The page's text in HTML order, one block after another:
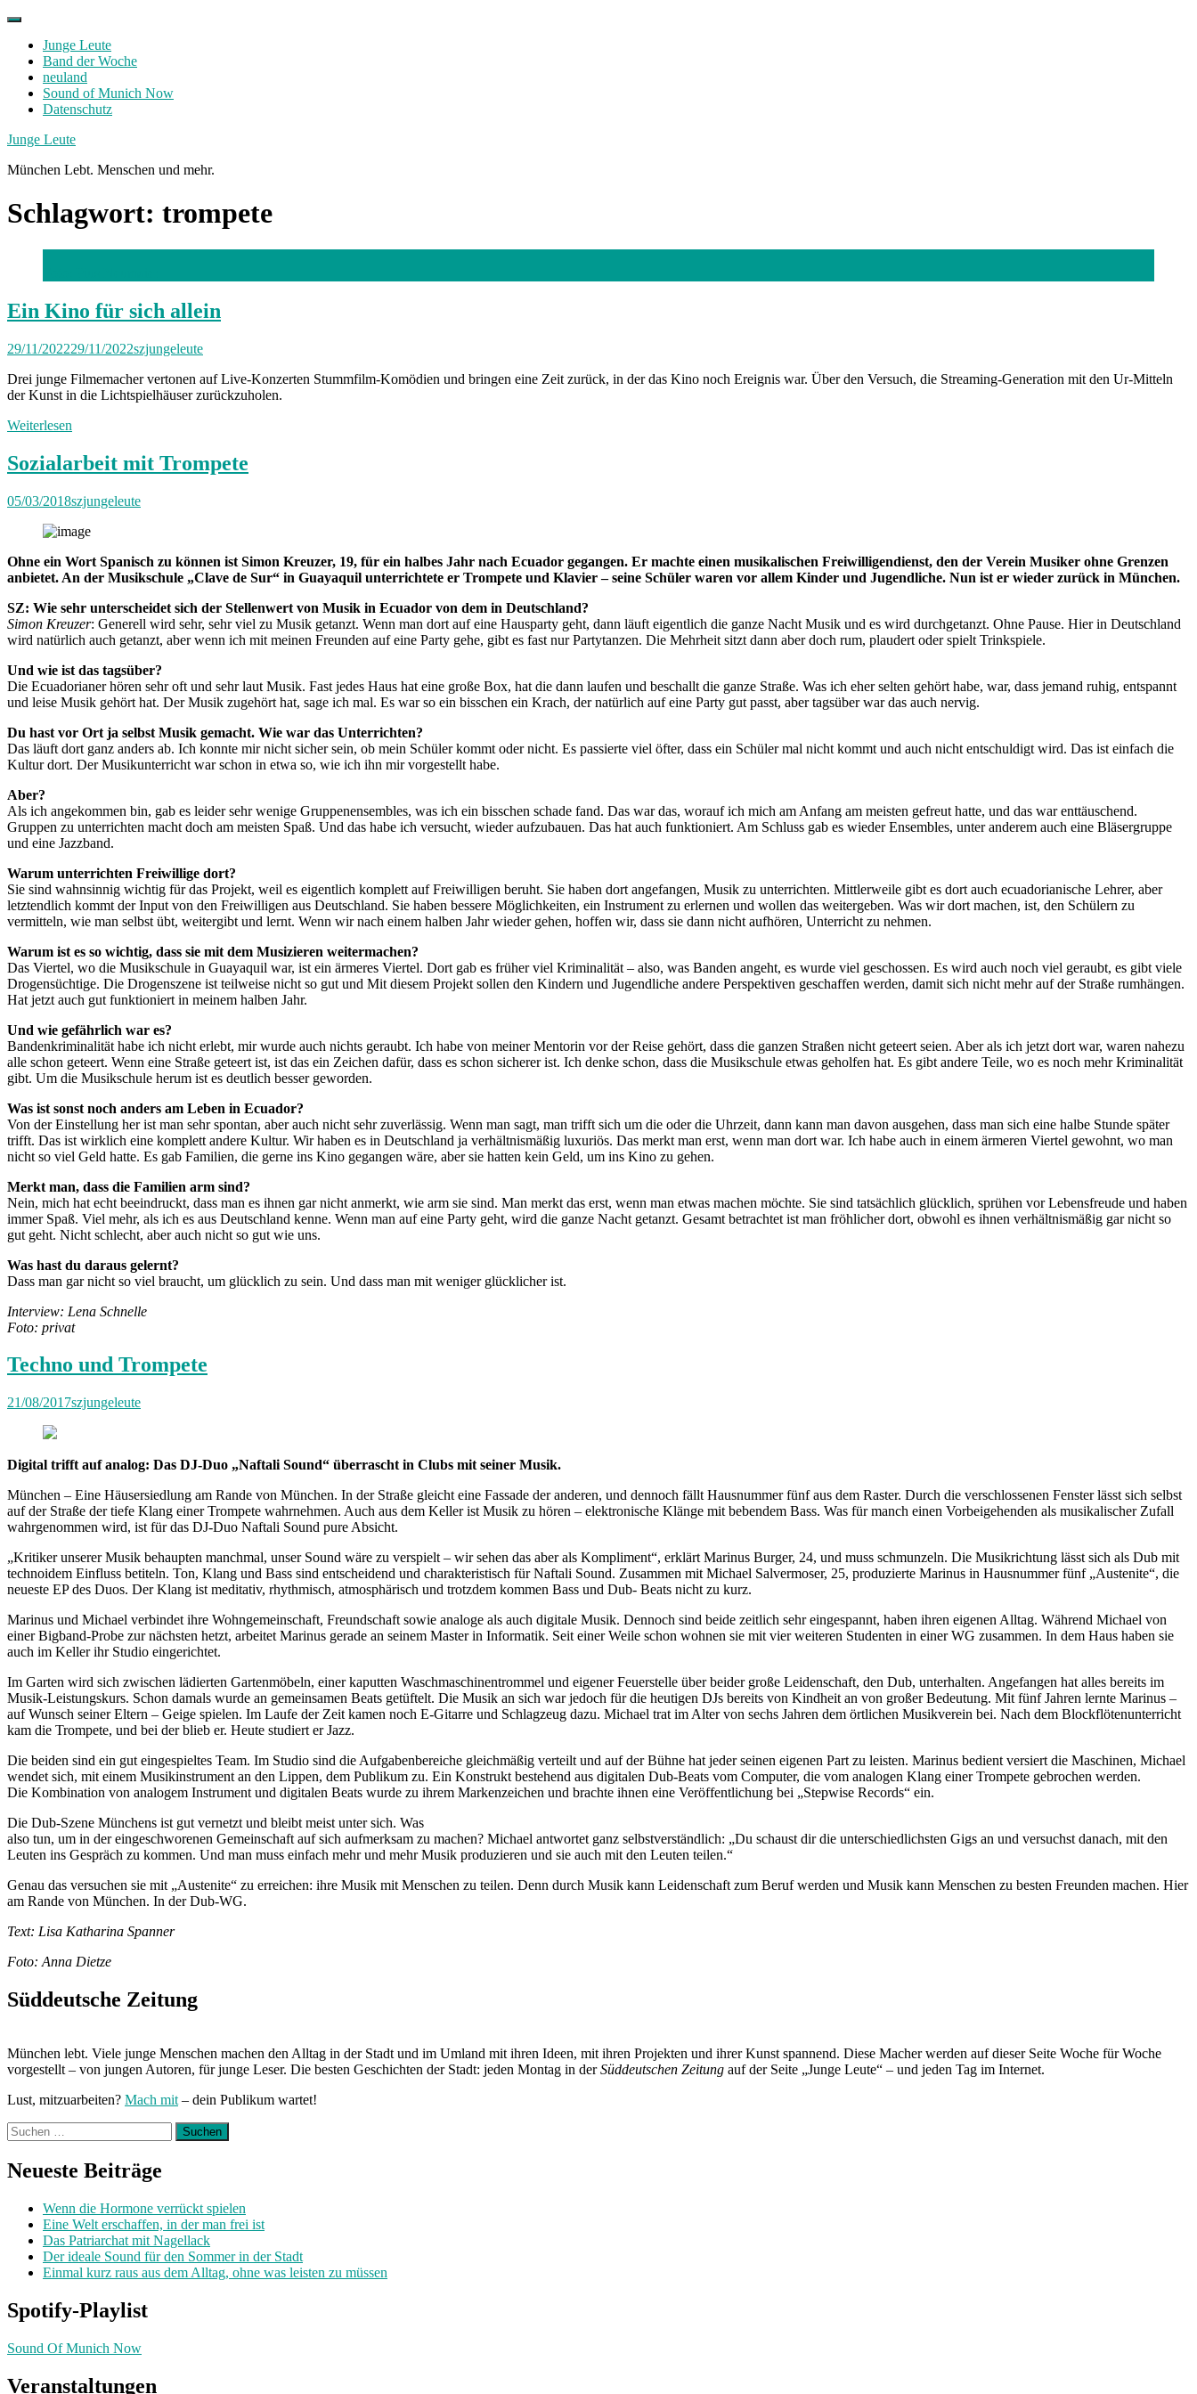
Skip
contentJunge Leute
Band der Woche
neuland
Sound of Munich Now
Datenschutz
Facebook
Twitter
Instagram
Junge Leute
München Lebt. Menschen und mehr.
Schlagwort: trompete
Ein Kino für sich allein
29/11/202229/11/2022szjungeleute
Drei junge Filmemacher vertonen auf Live-Konzerten Stummfilm-Komödien und bringen eine Zeit zurück, in der das Kino noch Ereignis war. Über den Versuch, die Streaming-Generation mit den Ur-Mitteln
der Kunst in die Lichtspielhäuser zurückzuholen.
Weiterlesen
Sozialarbeit mit Trompete
05/03/2018szjungeleute
Ohne ein Wort Spanisch zu können ist Simon Kreuzer, 19, für ein halbes Jahr nach Ecuador gegangen. Er machte einen musikalischen Freiwilligendienst, den der Verein Musiker ohne Grenzen
anbietet. An der Musikschule „Clave de Sur“ in Guayaquil unterrichtete er Trompete und Klavier – seine Schüler waren vor allem Kinder und Jugendliche. Nun ist er wieder zurück in München.
SZ: Wie sehr unterscheidet sich der Stellenwert von Musik in Ecuador von dem in Deutschland?
Simon Kreuzer: Generell wird sehr, sehr viel zu Musik getanzt. Wenn man dort auf eine Hausparty geht, dann läuft eigentlich die ganze Nacht Musik und es wird durchgetanzt. Ohne Pause. Hier in Deutschland
wird natürlich auch getanzt, aber wenn ich mit meinen Freunden auf eine Party gehe, gibt es fast nur Partytanzen. Die Mehrheit sitzt dann aber doch rum, plaudert oder spielt Trinkspiele.
Und wie ist das tagsüber?
Die Ecuadorianer hören sehr oft und sehr laut Musik. Fast jedes Haus hat eine große Box, hat die dann laufen und beschallt die ganze Straße. Was ich eher selten gehört habe, war, dass jemand ruhig, entspannt
und leise Musik gehört hat. Der Musik zugehört hat, sage ich mal. Es war so ein bisschen ein Krach, der natürlich auf eine Party gut passt, aber tagsüber war das auch nervig.
Du hast vor Ort ja selbst Musik gemacht. Wie war das Unterrichten?
Das läuft dort ganz anders ab. Ich konnte mir nicht sicher sein, ob mein Schüler kommt oder nicht. Es passierte viel öfter, dass ein Schüler mal nicht kommt und auch nicht entschuldigt wird. Das ist einfach die
Kultur dort. Der Musikunterricht war schon in etwa so, wie ich ihn mir vorgestellt habe.
Aber?
Als ich angekommen bin, gab es leider sehr wenige Gruppenensembles, was ich ein bisschen schade fand. Das war das, worauf ich mich am Anfang am meisten gefreut hatte, und das war enttäuschend.
Gruppen zu unterrichten macht doch am meisten Spaß. Und das habe ich versucht, wieder aufzubauen. Das hat auch funktioniert. Am Schluss gab es wieder Ensembles, unter anderem auch eine Bläsergruppe
und eine Jazzband.
Warum unterrichten Freiwillige dort?
Sie sind wahnsinnig wichtig für das Projekt, weil es eigentlich komplett auf Freiwilligen beruht. Sie haben dort angefangen, Musik zu unterrichten. Mittlerweile gibt es dort auch ecuadorianische Lehrer, aber
letztendlich kommt der Input von den Freiwilligen aus Deutschland. Sie haben bessere Möglichkeiten, ein Instrument zu erlernen und wollen das weitergeben. Was wir dort machen, ist, den Schülern zu
vermitteln, wie man selbst übt, weitergibt und lernt. Wenn wir nach einem halben Jahr wieder gehen, hoffen wir, dass sie dann nicht aufhören, Unterricht zu nehmen.
Warum ist es so wichtig, dass sie mit dem Musizieren weitermachen?
Das Viertel, wo die Musikschule in Guayaquil war, ist ein ärmeres Viertel. Dort gab es früher viel Kriminalität – also, was Banden angeht, es wurde viel geschossen. Es wird auch noch viel geraubt, es gibt viele
Drogensüchtige. Die Drogenszene ist teilweise nicht so gut und Mit diesem Projekt sollen den Kindern und Jugendliche andere Perspektiven geschaffen werden, damit sich nicht mehr auf der Straße rumhängen.
Hat jetzt auch gut funktioniert in meinem halben Jahr.
Und wie gefährlich war es?
Bandenkriminalität habe ich nicht erlebt, mir wurde auch nichts geraubt. Ich habe von meiner Mentorin vor der Reise gehört, dass die ganzen Straßen nicht geteert seien. Aber als ich jetzt dort war, waren nahezu
alle schon geteert. Wenn eine Straße geteert ist, ist das ein Zeichen dafür, dass es schon sicherer ist. Ich denke schon, dass die Musikschule etwas geholfen hat. Es gibt andere Teile, wo es noch mehr Kriminalität
gibt. Um die Musikschule herum ist es deutlich besser geworden.
Was ist sonst noch anders am Leben in Ecuador?
Von der Einstellung her ist man sehr spontan, aber auch nicht sehr zuverlässig. Wenn man sagt, man trifft sich um die oder die Uhrzeit, dann kann man davon ausgehen, dass man sich eine halbe Stunde später
trifft. Das ist wirklich eine komplett andere Kultur. Wir haben es in Deutschland ja verhältnismäßig luxuriös. Das merkt man erst, wenn man dort war. Ich habe auch in einem ärmeren Viertel gewohnt, wo man
nicht so viel Geld hatte. Es gab Familien, die gerne ins Kino gegangen wäre, aber sie hatten kein Geld, um ins Kino zu gehen.
Merkt man, dass die Familien arm sind?
Nein, mich hat echt beeindruckt, dass man es ihnen gar nicht anmerkt, wie arm sie sind. Man merkt das erst, wenn man etwas machen möchte. Sie sind tatsächlich glücklich, sprühen vor Lebensfreude und haben
immer Spaß. Viel mehr, als ich es aus Deutschland kenne. Wenn man auf eine Party geht, wird die ganze Nacht getanzt. Gesamt betrachtet ist man fröhlicher dort, obwohl es ihnen verhältnismäßig gar nicht so
gut geht. Nicht schlecht, aber auch nicht so gut wie uns.
Was hast du daraus gelernt?
Dass man gar nicht so viel braucht, um glücklich zu sein. Und dass man mit weniger glücklicher ist.
Interview: Lena Schnelle
Foto: privat
Techno und Trompete
21/08/2017szjungeleute
Digital trifft auf analog: Das DJ-Duo „Naftali Sound“ überrascht in Clubs mit seiner Musik.
München – Eine Häusersiedlung am Rande von München. In der Straße gleicht eine Fassade der anderen, und dennoch fällt Hausnummer fünf aus dem Raster. Durch die verschlossenen Fenster lässt sich selbst
auf der Straße der tiefe Klang einer Trompete wahrnehmen. Auch aus dem Keller ist Musik zu hören – elektronische Klänge mit bebendem Bass. Was für manch einen Vorbeigehenden als musikalischer Zufall
wahrgenommen wird, ist für das DJ-Duo Naftali Sound pure Absicht.
„Kritiker unserer Musik behaupten manchmal, unser Sound wäre zu verspielt – wir sehen das aber als Kompliment“, erklärt Marinus Burger, 24, und muss schmunzeln. Die Musikrichtung lässt sich als Dub mit
technoidem Einfluss betiteln. Ton, Klang und Bass sind entscheidend und charakteristisch für Naftali Sound. Zusammen mit Michael Salvermoser, 25, produzierte Marinus in Hausnummer fünf „Austenite“, die
neueste EP des Duos. Der Klang ist meditativ, rhythmisch, atmosphärisch und trotzdem kommen Bass und Dub- Beats nicht zu kurz.
Marinus und Michael verbindet ihre Wohngemeinschaft, Freundschaft sowie analoge als auch digitale Musik. Dennoch sind beide zeitlich sehr eingespannt, haben ihren eigenen Alltag. Während Michael von
einer Bigband-Probe zur nächsten hetzt, arbeitet Marinus gerade an seinem Master in Informatik. Seit einer Weile schon wohnen sie mit vier weiteren Studenten in einer WG zusammen. In dem Haus haben sie
auch im Keller ihr Studio eingerichtet.
Im Garten wird sich zwischen lädierten Gartenmöbeln, einer kaputten Waschmaschinentrommel und eigener Feuerstelle über beider große Leidenschaft, den Dub, unterhalten. Angefangen hat alles bereits im
Musik-Leistungskurs. Schon damals wurde an gemeinsamen Beats getüftelt. Die Musik an sich war jedoch für die heutigen DJs bereits von Kindheit an von großer Bedeutung. Mit fünf Jahren lernte Marinus –
auf Wunsch seiner Eltern – Geige spielen. Im Laufe der Zeit kamen noch E-Gitarre und Schlagzeug dazu. Michael trat im Alter von sechs Jahren dem örtlichen Musikverein bei. Nach dem Blockflötenunterricht
kam die Trompete, und bei der blieb er. Heute studiert er Jazz.
Die beiden sind ein gut eingespieltes Team. Im Studio sind die Aufgabenbereiche gleichmäßig verteilt und auf der Bühne hat jeder seinen eigenen Part zu leisten. Marinus bedient versiert die Maschinen, Michael
wendet sich, mit einem Musikinstrument an den Lippen, dem Publikum zu. Ein Konstrukt bestehend aus digitalen Dub-Beats vom Computer, die vom analogen Klang einer Trompete gebrochen werden.
Die Kombination von analogem Instrument und digitalen Beats wurde zu ihrem Markenzeichen und brachte ihnen eine Veröffentlichung bei „Stepwise Records“ ein.
Die Dub-Szene Münchens ist gut vernetzt und bleibt meist unter sich. Was
also tun, um in der eingeschworenen Gemeinschaft auf sich aufmerksam zu machen? Michael antwortet ganz selbstverständlich: „Du schaust dir die unterschiedlichsten Gigs an und versuchst danach, mit den
Leuten ins Gespräch zu kommen. Und man muss einfach mehr und mehr Musik produzieren und sie auch mit den Leuten teilen.“
Genau das versuchen sie mit „Austenite“ zu erreichen: ihre Musik mit Menschen zu teilen. Denn durch Musik kann Leidenschaft zum Beruf werden und Musik kann Menschen zu besten Freunden machen. Hier
am Rande von München. In der Dub-WG.
Text: Lisa Katharina Spanner
Foto: Anna Dietze
Süddeutsche Zeitung
München lebt. Viele junge Menschen machen den Alltag in der Stadt und im Umland mit ihren Ideen, mit ihren Projekten und ihrer Kunst spannend. Diese Macher werden auf dieser Seite Woche für Woche
vorgestellt – von jungen Autoren, für junge Leser. Die besten Geschichten der Stadt: jeden Montag in derSüddeutschen Zeitung auf der Seite „Junge Leute“ – und jeden Tag im Internet.
Lust, mitzuarbeiten? Mach mit – dein Publikum wartet!
Suchen
nach:
Neueste Beiträge
Wenn die Hormone verrückt spielen
Eine Welt erschaffen, in der man frei ist
Das Patriarchat mit Nagellack
Der ideale Sound für den Sommer in der Stadt
Einmal kurz raus aus dem Alltag, ohne was leisten zu müssen
Spotify-Playlist
Sound Of Munich Now
Veranstaltungen